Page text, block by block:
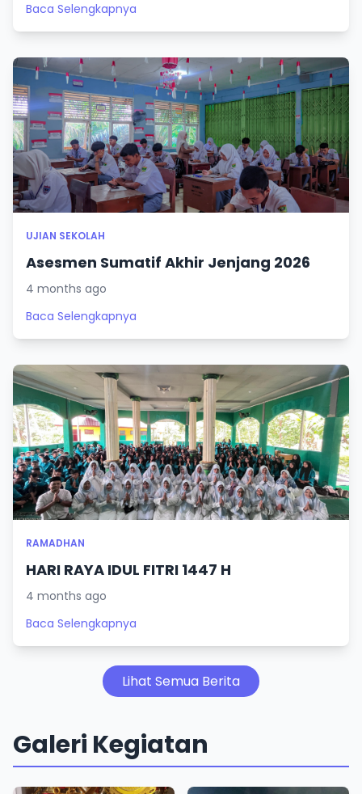
Baca Selengkapnya
UJIAN SEKOLAH
Asesmen Sumatif Akhir Jenjang 2026
4 months ago
Baca Selengkapnya
RAMADHAN
HARI RAYA IDUL FITRI 1447 H
4 months ago
Baca Selengkapnya
Lihat Semua Berita
Galeri Kegiatan